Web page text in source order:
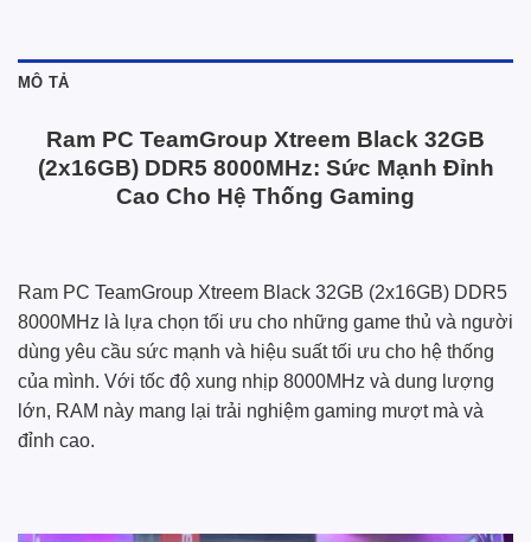
MÔ TẢ
Ram PC TeamGroup Xtreem Black 32GB
(2x16GB) DDR5 8000MHz: Sức Mạnh Đỉnh
Cao Cho Hệ Thống Gaming
Ram PC TeamGroup Xtreem Black 32GB (2x16GB) DDR5
8000MHz là lựa chọn tối ưu cho những game thủ và người
dùng yêu cầu sức mạnh và hiệu suất tối ưu cho hệ thống
của mình. Với tốc độ xung nhịp 8000MHz và dung lượng
lớn, RAM này mang lại trải nghiệm gaming mượt mà và
đỉnh cao.